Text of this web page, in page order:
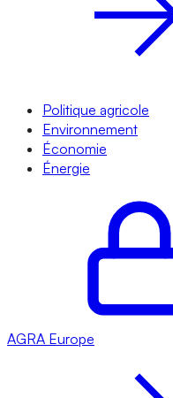
Politique agricole
Environnement
Économie
Énergie
AGRA Europe